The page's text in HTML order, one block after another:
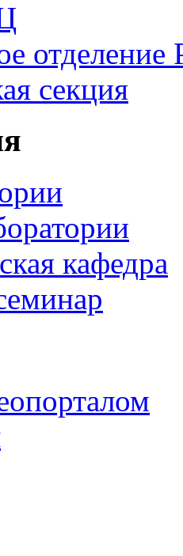
секция
кафедра